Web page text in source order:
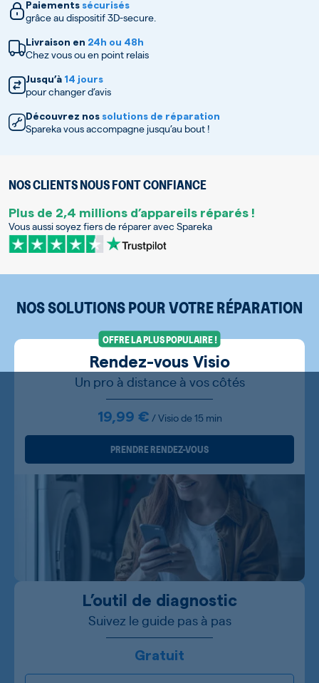
Paiements sécurisés
grâce au dispositif 3D-secure.
Livraison en 24h ou 48h
Chez vous ou en point relais
Jusqu’à 14 jours
pour changer d’avis
Découvrez nos solutions de réparation
Spareka vous accompagne jusqu’au bout !
NOS CLIENTS NOUS FONT CONFIANCE
Plus de 2,4 millions d’appareils réparés !
Vous aussi soyez fiers de réparer avec Spareka
NOS SOLUTIONS POUR VOTRE RÉPARATION
OFFRE LA PLUS POPULAIRE !
Rendez-vous Visio
Un pro à distance à vos côtés
19,99 € / Visio de 15 min
PRENDRE RENDEZ-VOUS
L’outil de diagnostic
Suivez le guide pas à pas
Gratuit